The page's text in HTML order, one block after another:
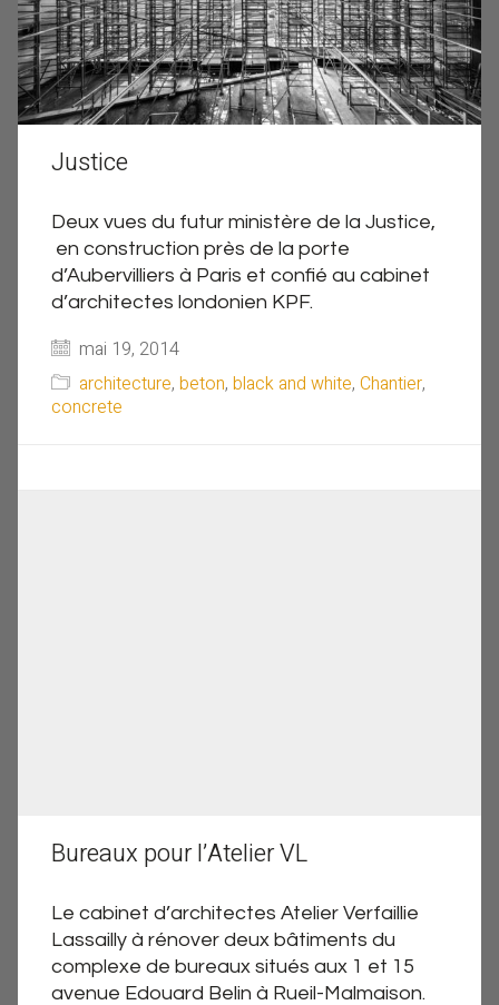
Justice
Deux vues du futur ministère de la Justice,
en construction près de la porte
d’Aubervilliers à Paris et confié au cabinet
d’architectes londonien KPF.
mai 19, 2014
architecture, beton, black and white, Chantier,
concrete
Bureaux pour l’Atelier VL
Le cabinet d’architectes Atelier Verfaillie
Lassailly à rénover deux bâtiments du
complexe de bureaux situés aux 1 et 15
avenue Edouard Belin à Rueil-Malmaison.